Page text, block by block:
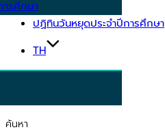
รศึกษา
ปฏิทินวันหยุดประจำปีการศึกษา
TH
ค้นหา